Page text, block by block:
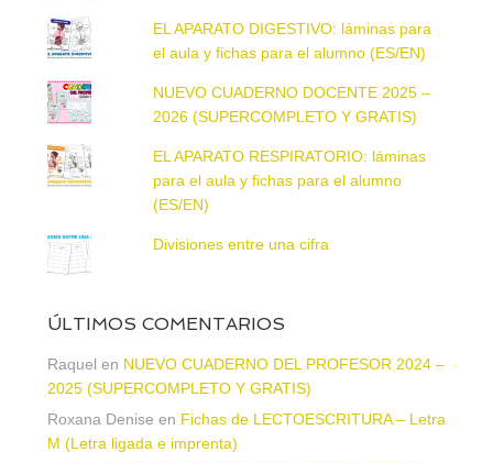
EL APARATO DIGESTIVO: láminas para
el aula y fichas para el alumno (ES/EN)
NUEVO CUADERNO DOCENTE 2025 –
2026 (SUPERCOMPLETO Y GRATIS)
EL APARATO RESPIRATORIO: láminas
para el aula y fichas para el alumno
(ES/EN)
Divisiones entre una cifra
ÚLTIMOS COMENTARIOS
Raquel en NUEVO CUADERNO DEL PROFESOR 2024 –
2025 (SUPERCOMPLETO Y GRATIS)
Roxana Denise en Fichas de LECTOESCRITURA – Letra
M (Letra ligada e imprenta)